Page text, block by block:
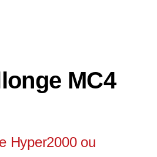
MC4
Hyper2000 ou